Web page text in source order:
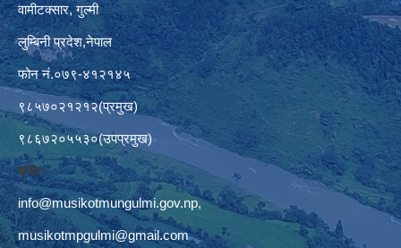
वामीटक्सार, गुल्मी
लुम्बिनी प्रदेश,नेपाल
फोन नं.०७९-४१२१४५
९८५७०२१२१२(प्रमुख)
९८६७२०५५३०(उपप्रमुख)
इमेलः–
info@musikotmungulmi.gov.np,
musikotmpgulmi@gmail.com